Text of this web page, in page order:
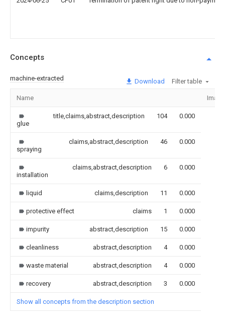
Concepts
machine-extracted Download Filter table
Name Image
glue
title,claims,abstract,description 104 0.000
spraying
claims,abstract,description 46 0.000
installation
claims,abstract,description 6 0.000
liquid claims,description 11 0.000
protective effect claims 1 0.000
impurity abstract,description 15 0.000
cleanliness abstract,description 4 0.000
waste material abstract,description 4 0.000
recovery abstract,description 3 0.000
Show all concepts from the description section